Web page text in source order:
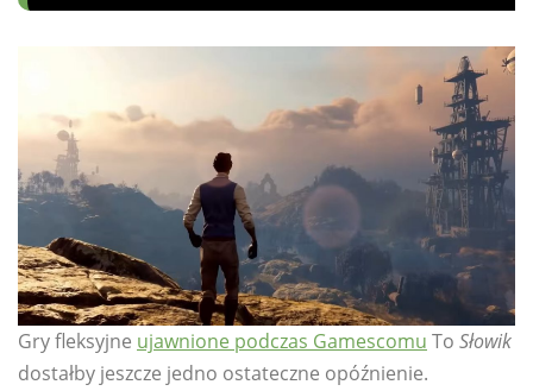
Gry fleksyjne ujawnione podczas Gamescomu To Słowik
dostałby jeszcze jedno ostateczne opóźnienie.